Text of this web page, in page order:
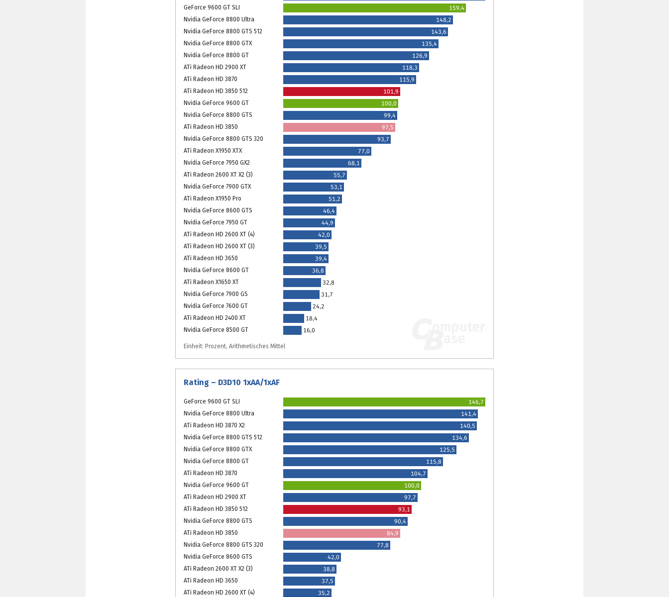
GeForce 9600 GT SLI
159,4
Nvidia GeForce 8800 Ultra
148,2
Nvidia GeForce 8800 GTS 512
143,6
Nvidia GeForce 8800 GTX
135,4
Nvidia GeForce 8800 GT
126,9
ATi Radeon HD 2900 XT
118,3
ATi Radeon HD 3870
115,9
ATi Radeon HD 3850 512
101,9
Nvidia GeForce 9600 GT
100,0
Nvidia GeForce 8800 GTS
99,4
ATi Radeon HD 3850
97,5
Nvidia GeForce 8800 GTS 320
93,7
ATi Radeon X1950 XTX
77,0
Nvidia GeForce 7950 GX2
68,1
ATi Radeon 2600 XT X2 (3)
55,7
Nvidia GeForce 7900 GTX
53,1
ATi Radeon X1950 Pro
51,2
Nvidia GeForce 8600 GTS
46,4
Nvidia GeForce 7950 GT
44,9
ATi Radeon HD 2600 XT (4)
42,0
ATi Radeon HD 2600 XT (3)
39,5
ATi Radeon HD 3650
39,4
Nvidia GeForce 8600 GT
36,8
ATi Radeon X1650 XT
32,8
Nvidia GeForce 7900 GS
31,7
Nvidia GeForce 7600 GT
24,2
ATi Radeon HD 2400 XT
18,4
Nvidia GeForce 8500 GT
16,0
Einheit: Prozent, Arithmetisches Mittel
Rating – D3D10 1xAA/1xAF
GeForce 9600 GT SLI
146,7
Nvidia GeForce 8800 Ultra
141,4
ATi Radeon HD 3870 X2
140,5
Nvidia GeForce 8800 GTS 512
134,6
Nvidia GeForce 8800 GTX
125,5
Nvidia GeForce 8800 GT
115,8
ATi Radeon HD 3870
104,7
Nvidia GeForce 9600 GT
100,0
ATi Radeon HD 2900 XT
97,7
ATi Radeon HD 3850 512
93,1
Nvidia GeForce 8800 GTS
90,4
ATi Radeon HD 3850
84,9
Nvidia GeForce 8800 GTS 320
77,8
Nvidia GeForce 8600 GTS
42,0
ATi Radeon 2600 XT X2 (3)
38,8
ATi Radeon HD 3650
37,5
ATi Radeon HD 2600 XT (4)
35,2